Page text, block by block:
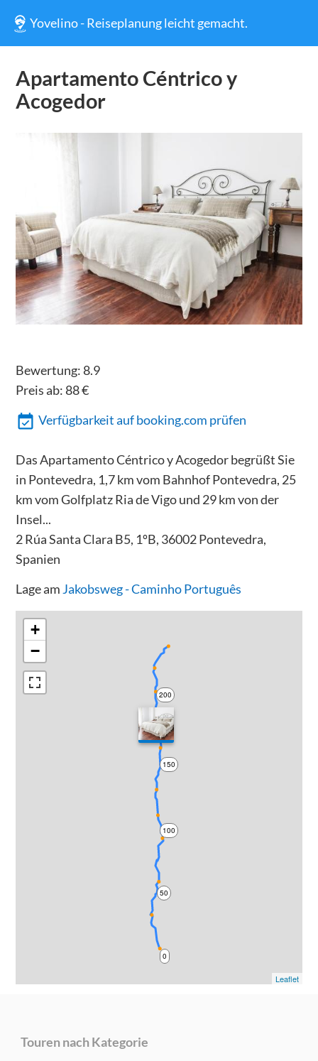
Yovelino - Reiseplanung leicht gemacht.
Apartamento Céntrico y
Acogedor
Bewertung: 8.9
Preis ab: 88€
Verfügbarkeit auf booking.com prüfen
Das Apartamento Céntrico y Acogedor begrüßt Sie
in Pontevedra, 1,7 km vom Bahnhof Pontevedra, 25
km vom Golfplatz Ria de Vigo und 29 km von der
Insel...
2 Rúa Santa Clara B5, 1ºB, 36002 Pontevedra,
Spanien
Lage am Jakobsweg - Caminho Português
0
50
100
150
200
+
−
Leaflet
Touren nach Kategorie